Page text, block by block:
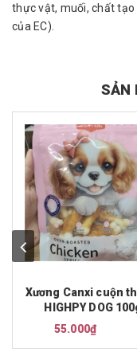
thực vật, muối, chất
của EC).
SẢN
Xương Canxi cuộn
HIGHPY DOG
55.000₫